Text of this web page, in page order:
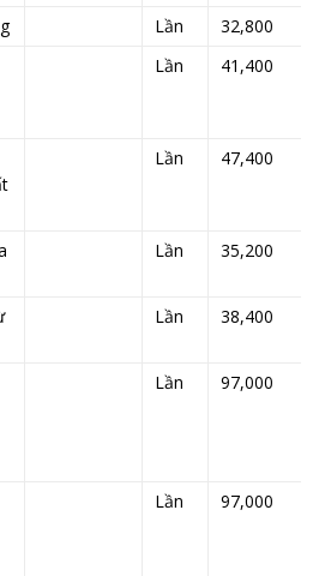
Lần
32,800
Lần 41,400
Lần 47,400
Lần 35,200
Lần 38,400
Lần 97,000
Lần 97,000